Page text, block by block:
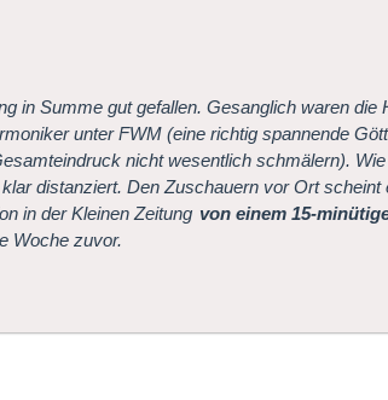
in Summe gut gefallen. Gesanglich waren
unter FWM (eine richtig spannende
nicht wesentlich schmälern).
distanziert. Den Zuschauern vor Ort
in derKleinen Zeitung von einem 15-
Woche zuvor.